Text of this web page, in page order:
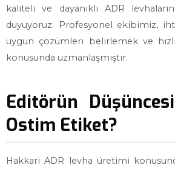
kaliteli ve dayanıklı ADR
duyuyoruz. Profesyonel ekibimiz,
uygun çözümleri belirlemek ve
konusunda uzmanlaşmıştır.
Editörün
Ostim Etiket?
Hakkari ADR levha üretimi